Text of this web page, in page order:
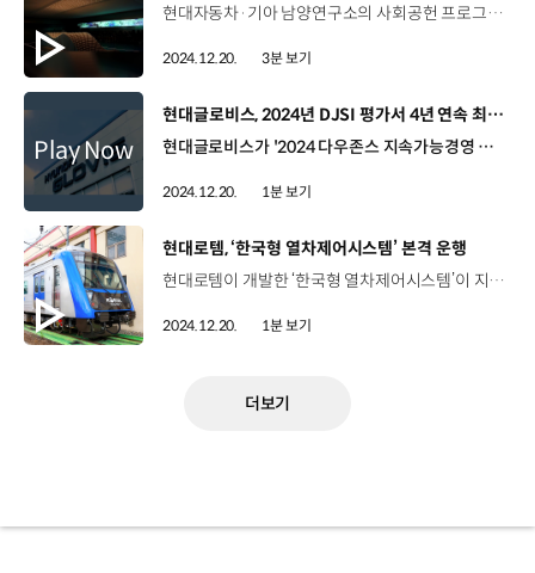
현대자동차·기아 남양연구소의 사회공헌 프로그램 ‘비전 드라이브’ 비전 드라이브 화성시 소재 아동과 청소년의 생애주기에 맞춘 교육문화 지원 프로그램 ‘비전 드라이브’ 의 세 가지 프로그램 비전 멘토링 - 현대자동차·기아 임직원 강연 기부 프로그램 비전 페스티벌 - 유명 연사 초청 진로 특강 프로그램 비전 익스피리언스 - 현장체험학습 임직원 멘토링 프로그램 [비전 멘토링] 10월 한달 간, 초등학생 1,400여명 대상 임직원이 직접 강연 실습 진행 자동차 모형 제작 실습 교육 최지현 책임연구원 / 현대자동차·기아 MSV전동화성능시험팀보람 있는 일을 하고 싶어서 작년부터 참여했는데 재미있고 보람 있었습니다. 오원희 / 우정초등학교제가 만든 모형 자동차가 실제로 굴러가는 모습도 신기했고, 제가 몰랐던 자동차의 역사와 현대자동차 회사에 대해 알게 되어 정말 신기하고 재미있었어요. [비전 페스티벌] 11월 18~19일, 초등학생 1,400여 명 대상 웹툰작가 무적핑크 크리에이터 ‘긱블’ 박찬후 대표 초청 특강 질의 응답 퀴즈 이벤트 진행 박찬후 대표 / 긱블제가 강연에서 한 이야기의 핵심이 ‘멈추지 않고 도전하라’였는데요. 학생분들이 하고 싶은 게 많은데 눈치 보지 않고 실패해도 되니까 다 했으면 좋겠다라는 이야기를 드리고 싶습니다. [비전 익스피리언스] 9월 3일·5일·25일, 중학생 560여 명 대상 현장체험학습 임직원 멘토링 진행 현대 모터스튜디오 고양에서 직접 경험하는 최첨단 모빌리티 기술 여성준 연구원 / 현대자동차·기아 디지털엔지니어링전략팀 현대자동차 ‘비전 익스피리언스’가 아이들에게 인사이트와 많은 도움을 주었으면 좋겠다고 생각이 되고요. 새로운 꿈들을 찾을 수 있었으면 좋겠습니다. 박시온 / 남양중학교저는 미래 항공 모빌리티가 기억에 남는데요. 사람이 이용 가능한 드론과 같은 모빌리티에 대해 구체적으로 알 수 있어서 좋았던 것 같습니다. 활기 넘치고 웃음꽃 가득 피었던 비전 드라이브 각 프로그램을 통해 청소년들의 진로 설계와 자존감 향상에 기여 “아이들의 미래를 위해 비전 드라이브는 계속됩니다”
2024.12.20. 3분 보기
[동영상]
현대글로비스, 2024년 DJSI 평가서 4년 연속 최고 등급 획득
현대글로비스가 '2024 다우존스 지속가능경영 지수(DJSI)' 평가에서 최고 등급인 '월드(World) 지수'를 획득했습니다. ‘다우존스 지속가능경영 지수’는 미국의 SP 다우존스 인덱스와 SP 글로벌 스위스 SA가 공동으로 개발한 지속가능경영 평가지표인데요. 현대글로비스는 국내 물류기업 중 유일하게 2021년 월드 지수에 편입된 후, 올해까지 4년 연속 최상위 등급을 받았습니다. 현대글로비스는 평가 점수 기준으로 ‘운송 및 교통 인프라 부문’에서 전 세계 3위를 기록했는데요. 임직원과 협력사를 대상으로 인권평가를 진행하고 역량 향상 교육과정을 신설하는 등 다양한 활동으로 사회와 경제·지배구조 항목에서도 높은 평가를 받았습니다.
2024.12.20. 1분 보기
[동영상]
현대로템, ‘한국형 열차제어시스템’ 본격 운행
현대로템이 개발한 ‘한국형 열차제어시스템’이 지난 14일부터 첫 정규 영업 운행에 들어갔습니다. 현대로템은 국내 신호시스템 표준화와 국산화를 위한 정부의 연구개발 과제에 따라, 68개월 만에 연구개발, 성능 검증, 제품 인증을 마치며 열차제어시스템의 국산화에 성공했는데요. 한국철도공사가 운영하는 대경선에 처음 적용된 ‘한국형 열차제어시스템’은 신호체계를 표준화하고 안전하고 쾌적한 철도 환경에 기여할 전망입니다. 현대로템의 이번 열차제어시스템은 해외 신호체계와 호환도 가능해 K-철도신호의 해외 진출도 기대할 수 있습니다.
2024.12.20. 1분 보기
더보기